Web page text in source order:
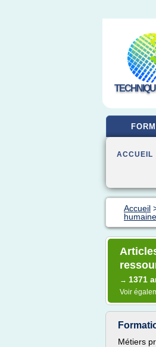
ACCUEIL
Accueil
→ 1371
Voir
Métiers